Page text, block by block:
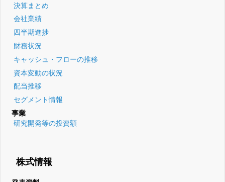
決算まとめ
会社業績
四半期進捗
財務状況
キャッシュ・フローの推移
資本変動の状況
配当推移
セグメント情報
事業
研究開発等の投資額
株式情報